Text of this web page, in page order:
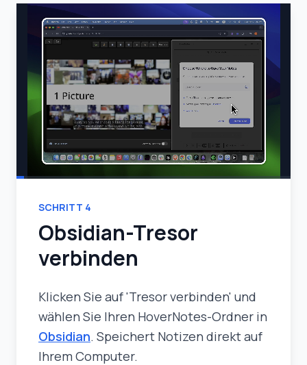
SCHRITT 4
Obsidian-Tresor
verbinden
Klicken Sie auf 'Tresor verbinden' und
wählen Sie Ihren HoverNotes-Ordner in
Obsidian. Speichert Notizen direkt auf
Ihrem Computer.